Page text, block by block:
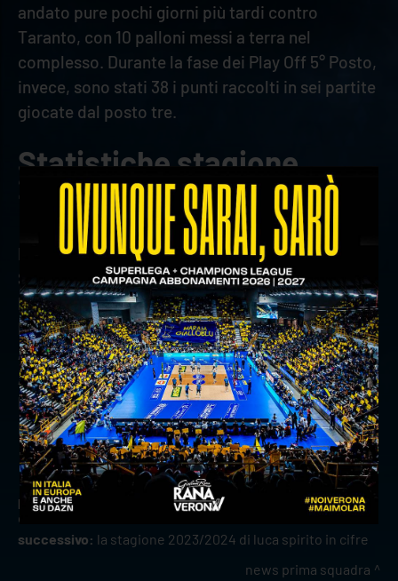
andato pure pochi giorni più tardi contro
Taranto, con 10 palloni messi a terra nel
complesso. Durante la fase dei Play Off 5° Posto,
invece, sono stati 38 i punti raccolti in sei partite
giocate dal posto tre.
Statistiche stagione
2023/2024
Partite giocate: 17
Set disputati: 56
Punti: 96
Break point: 41
Ace: 8
Attacchi vincenti: 57
Percentuali attacco: 57%
Muri vincenti: 31
precedente:
la stagione 2023/2024 di noumory keita in
cifre
successivo: la stagione 2023/2024 di luca spirito in cifre
news prima squadra